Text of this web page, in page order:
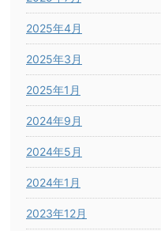
2025年4月
2025年3月
2025年1月
2024年9月
2024年5月
2024年1月
2023年12月